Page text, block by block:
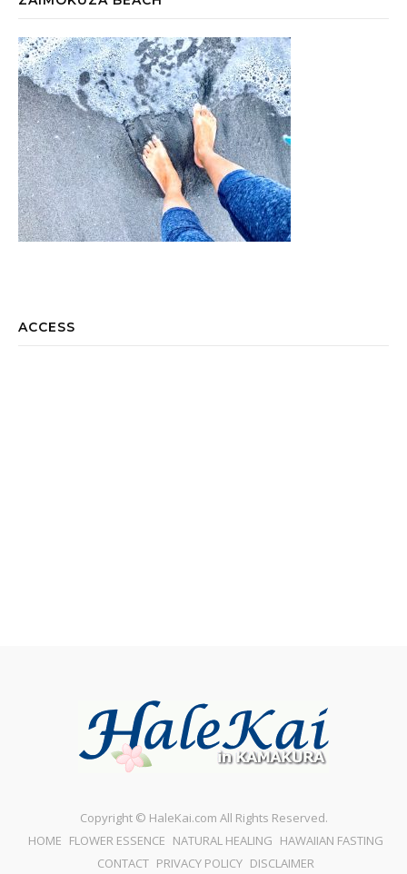
ACCESS
Copyright © HaleKai.com All Rights Reserved.
HOME FLOWER ESSENCE NATURAL HEALING HAWAIIAN FASTING
CONTACT PRIVACY POLICY DISCLAIMER